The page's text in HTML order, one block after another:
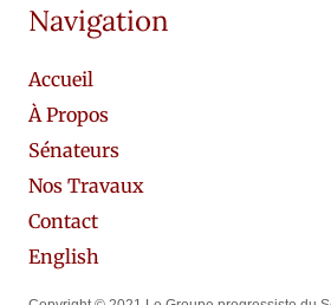
Navigation
Accueil
À Propos
Sénateurs
Nos Travaux
Contact
English